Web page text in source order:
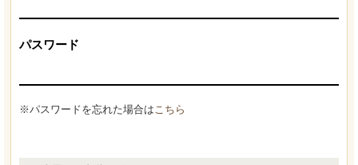
パスワード
※パスワードを忘れた場合はこちら